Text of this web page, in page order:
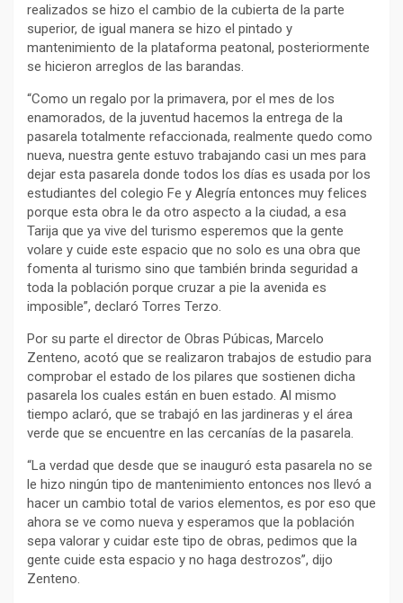
realizados se hizo el cambio de la cubierta de la parte
superior, de igual manera se hizo el pintado y
mantenimiento de la plataforma peatonal, posteriormente
se hicieron arreglos de las barandas.
“Como un regalo por la primavera, por el mes de los
enamorados, de la juventud hacemos la entrega de la
pasarela totalmente refaccionada, realmente quedo como
nueva, nuestra gente estuvo trabajando casi un mes para
dejar esta pasarela donde todos los días es usada por los
estudiantes del colegio Fe y Alegría entonces muy felices
porque esta obra le da otro aspecto a la ciudad, a esa
Tarija que ya vive del turismo esperemos que la gente
volare y cuide este espacio que no solo es una obra que
fomenta al turismo sino que también brinda seguridad a
toda la población porque cruzar a pie la avenida es
imposible”, declaró Torres Terzo.
Por su parte el director de Obras Púbicas, Marcelo
Zenteno, acotó que se realizaron trabajos de estudio para
comprobar el estado de los pilares que sostienen dicha
pasarela los cuales están en buen estado. Al mismo
tiempo aclaró, que se trabajó en las jardineras y el área
verde que se encuentre en las cercanías de la pasarela.
“La verdad que desde que se inauguró esta pasarela no se
le hizo ningún tipo de mantenimiento entonces nos llevó a
hacer un cambio total de varios elementos, es por eso que
ahora se ve como nueva y esperamos que la población
sepa valorar y cuidar este tipo de obras, pedimos que la
gente cuide esta espacio y no haga destrozos”, dijo
Zenteno.